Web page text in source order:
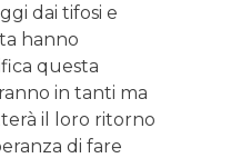
dai tifosi e
hanno
questa
in tanti ma
il loro ritorno
di fare